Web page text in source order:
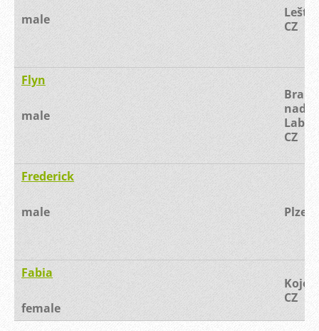
male
CZ
Flyn
male
nad
CZ
Frederick
male
Fabia
female
CZ